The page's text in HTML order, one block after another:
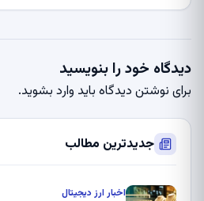
دیدگاه خود را بنویسید
برای نوشتن دیدگاه باید وارد بشوید.
جدیدترین مطالب
اخبار ارز دیجیتال